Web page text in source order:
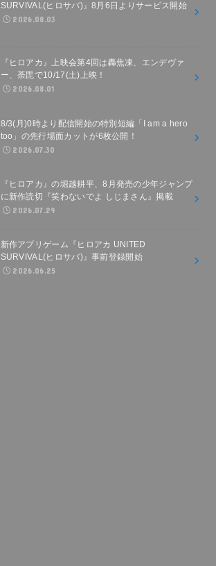
SURVIVAL(ヒロサバ)』8月6日よりサービス開始
2026.08.03
『ヒロアカ』上映会第4回は轟焦凍、エンデヴァ
ー、荼毘で10/17(土)上映！
2026.08.01
8/3(月)0時より配信開始の特別短編「I am a hero
too」の先行場面カットが6枚公開！
2026.07.30
『ヒロアカ』の堀越耕平、8月発売の少年ジャンプ
に新作読切『笑わないでよ しじまさん』掲載
2026.07.29
新作アプリゲーム『ヒロアカ UNITED
SURVIVAL(ヒロサバ)』事前登録開始
2026.06.25